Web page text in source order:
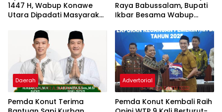
1447 H, Wabup Konawe
Utara Dipadati Masyarakat
Kebersamaan
Raya Babussalam, Bupati
Ikbar Besama Wabup
Konawe Utara Perkuat
Keikhlasan
Daerah
Pemda Konut Terima
Advertorial
Pemda Konut Kembali Raih